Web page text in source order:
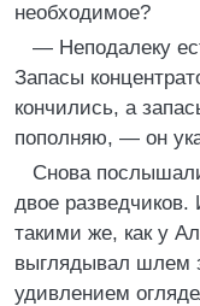
необходимое?
— Неподалеку
Запасы
кончились, а
пополняю, — он
Снова
двое
такими же, как у
выглядывал шлем
удивлением